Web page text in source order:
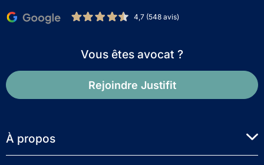
4,7 (548 avis)
Vous êtes avocat ?
Rejoindre Justifit
À propos